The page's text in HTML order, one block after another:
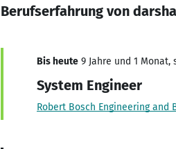
Berufserfahrung von
Bis heute 9 Jahre und 1 Monat,
System Engineer
Robert Bosch Engineering and